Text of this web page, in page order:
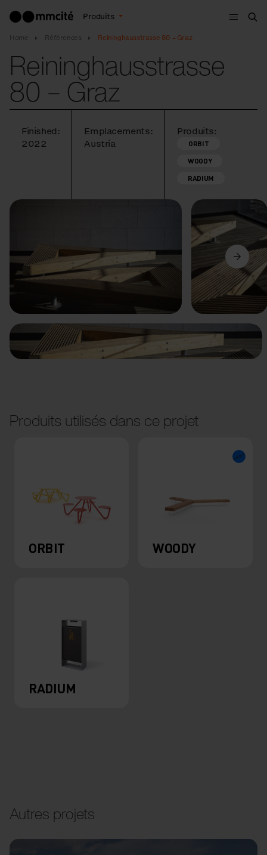
Produits
Menu
Home Références Reininghausstrasse 80 – Graz
Reininghausstrasse
80 – Graz
Finished:
2022
Emplacements:
Austria
Produits:
ORBIT
WOODY
RADIUM
Précédent Suivant
Produits utilisés dans ce projet
ORBIT WOODY
RADIUM
Autres projets